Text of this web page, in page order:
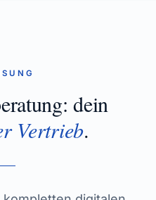
: dein
Vertrieb.